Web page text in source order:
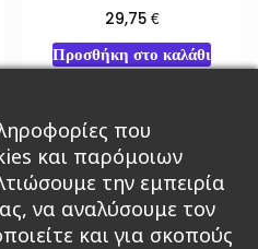
29,75 €
Προσθήκη στο καλάθι
που
και παρόμοιων
την εμπειρία
να αναλύσουμε τον
και για σκοπούς